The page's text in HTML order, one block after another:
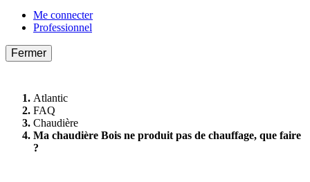
Me connecter
Professionnel
Fermer
Atlantic
FAQ
Chaudière
Ma chaudière Bois ne produit pas de chauffage, que faire
?